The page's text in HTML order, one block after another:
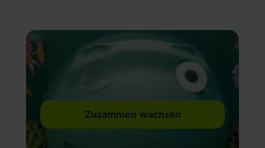
Zusammen wachsen